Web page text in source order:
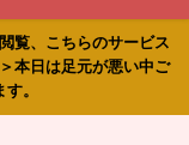
覧、こちらのサービス
本日は足元が悪い中ご
。